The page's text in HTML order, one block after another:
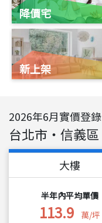
降價宅
新上架
2026年6月實價登錄
台北市 ・ 信義區
大樓
半年內平均單價
113.9 萬/坪